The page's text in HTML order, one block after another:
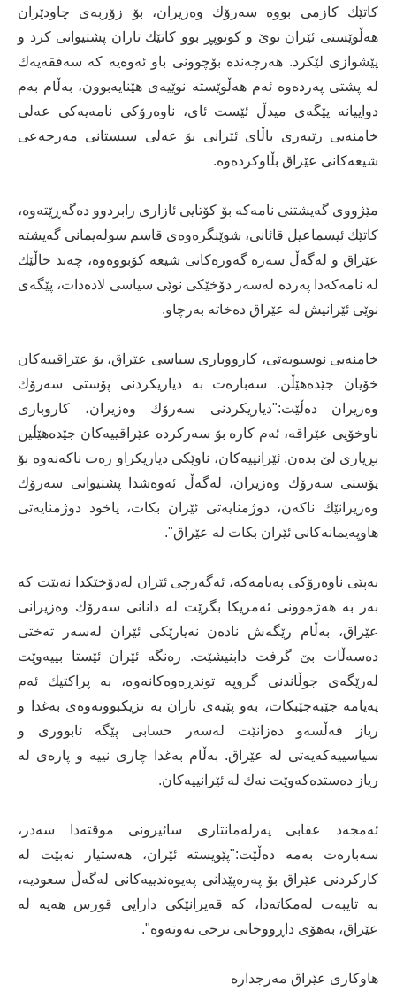
كاتێك كازمى بووه‌ سه‌رۆك وه‌زیران، بۆ زۆربه‌ى چاودێران
هه‌ڵوێستى ئێران نوێ و کوتوپڕ ‌بوو كاتێك تاران پشتیوانى كرد و
پێشوازى لێكرد. هه‌رچه‌نده‌ بۆچوونى باو ئه‌وه‌یه‌ كه‌ سه‌فقه‌یه‌ك
له‌ پشتى په‌رده‌وه‌ ئه‌م هه‌ڵوێسته‌ نوێیه‌ى هێنایه‌بوون، به‌ڵام به‌م
دواییانه‌ پێگه‌ى میدڵ ئێست ئاى، ناوه‌رۆكى نامه‌یه‌كى عه‌لى
خامنه‌یى رێبه‌رى باڵاى ئێرانى بۆ عه‌لى سیستانى مه‌رجه‌عى
شیعه‌كانى عێراق بڵاوكرده‌وه‌.
مێژووى گه‌یشتنى نامه‌كه‌ بۆ كۆتایى ئازارى رابردوو ده‌گه‌ڕێته‌وه‌،
كاتێك ئیسماعیل قائانى، شوێنگره‌وه‌ى قاسم سوله‌یمانى گه‌یشته‌
عێراق و له‌گه‌ڵ سه‌ره‌ گه‌وره‌كانى شیعه‌ كۆبووه‌وه‌، چه‌ند خاڵێك
له‌ نامه‌كه‌دا په‌رده‌ له‌سه‌ر دۆخێكى نوێى سیاسى لاده‌دات، پێگه‌ى
نوێى ئێرانیش له‌ عێراق ده‌خاته‌ به‌رچاو.
خامنه‌یى نوسیویه‌تى، كارووبارى سیاسى عێراق، بۆ عێراقییه‌كان
خۆیان جێده‌هێڵن.‌ سه‌باره‌ت به‌ دیاریكردنى پۆستى سه‌رۆك
وه‌زیران ده‌ڵێت‌:"دیاریكردنى سه‌رۆك وه‌زیران، كاروبارى
ناوخۆیى عێراقه‌، ئه‌م كاره‌ بۆ سه‌ركرده‌ عێراقییه‌كان جێده‌هێڵین
بڕیارى لێ بده‌ن. ئێرانییه‌كان، ناوێكى دیاریكراو ره‌ت ناكه‌نه‌وه‌ بۆ
پۆستى سه‌رۆك وه‌زیران، له‌گه‌ڵ ئه‌وه‌شدا پشتیوانى سه‌رۆك
وه‌زیرانێك ناكه‌ن، دوژمنایه‌تى ئێران بكات، یاخود دوژمنایه‌تى
هاوپه‌یمانه‌كانى ئێران بكات له‌ عێراق".
به‌پێى ناوه‌رۆكى په‌یامه‌كه‌، ئه‌گه‌رچى ئێران له‌دۆخێكدا نه‌بێت كه‌
به‌ر به‌ هه‌ژموونى ئه‌مریكا بگرێت لە دانانى سه‌رۆك وه‌زیرانى
عێراق، به‌ڵام رێگه‌ش ناده‌ن نه‌یارێكى ئێران له‌سه‌ر ته‌ختى
ده‌سه‌ڵات بێ گرفت دابنیشێت. ره‌نگه‌ ئێران ئێستا بییه‌وێت
له‌رێگه‌ى جوڵاندنى گروپه‌ توندڕه‌وه‌كانه‌وه‌، به‌ پراكتیك ئه‌م
په‌یامه‌ جێبه‌جێبكات، به‌و پێیه‌ى تاران به‌ نزیكبوونه‌وه‌ى به‌غدا و
ریاز قه‌ڵسه‌و ده‌زانێت له‌سه‌ر حسابى پێگه‌ ئابوورى و
سیاسییه‌كه‌یه‌تى له‌ عێراق. به‌ڵام به‌غدا چارى نییه‌ و پاره‌ى له‌
ریاز ده‌ستده‌كه‌وێت نه‌ك له‌ ئێرانییه‌كان.
ئه‌مجه‌د عقابى په‌رله‌مانتارى سائیرونى موقته‌دا سه‌در،
سه‌باره‌ت به‌مه‌ ده‌ڵێت:"پێویسته‌ ئێران، هه‌ستیار نه‌بێت له‌
كاركردنى عێراق بۆ په‌ره‌پێدانى په‌یوه‌ندییه‌كانى له‌گه‌ڵ سعودیه‌،
به‌ تایبه‌ت له‌مكاته‌دا، كه‌ قه‌یرانێكى دارایى قورس هه‌یه‌ له‌
عێراق، به‌هۆى داڕووخانى نرخى نه‌وته‌وه‌".
هاوكارى عێراق مه‌رجداره‌‌